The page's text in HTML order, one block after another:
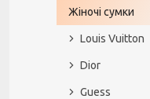
Жіночі сумки
Louis Vuitton
Dior
Guess